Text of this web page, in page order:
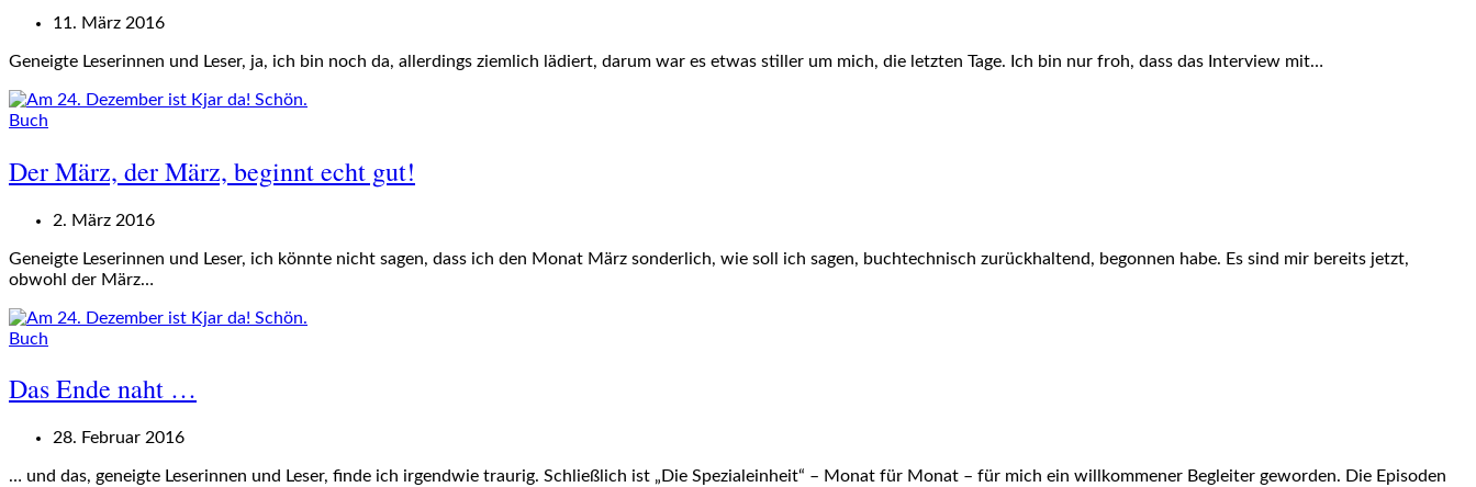
11. März 2016
Geneigte Leserinnen und Leser, ja, ich bin noch da, allerdings ziemlich lädiert, darum war es etwas stiller um mich, die letzten Tage. Ich bin nur froh, dass das Interview mit…
Buch
Der März, der März, beginnt echt gut!
2. März 2016
Geneigte Leserinnen und Leser, ich könnte nicht sagen, dass ich den Monat März sonderlich, wie soll ich sagen, buchtechnisch zurückhaltend, begonnen habe. Es sind mir bereits jetzt,
obwohl der März…
Buch
Das Ende naht …
28. Februar 2016
… und das, geneigte Leserinnen und Leser, finde ich irgendwie traurig. Schließlich ist „Die Spezialeinheit“ – Monat für Monat – für mich ein willkommener Begleiter geworden. Die Episoden